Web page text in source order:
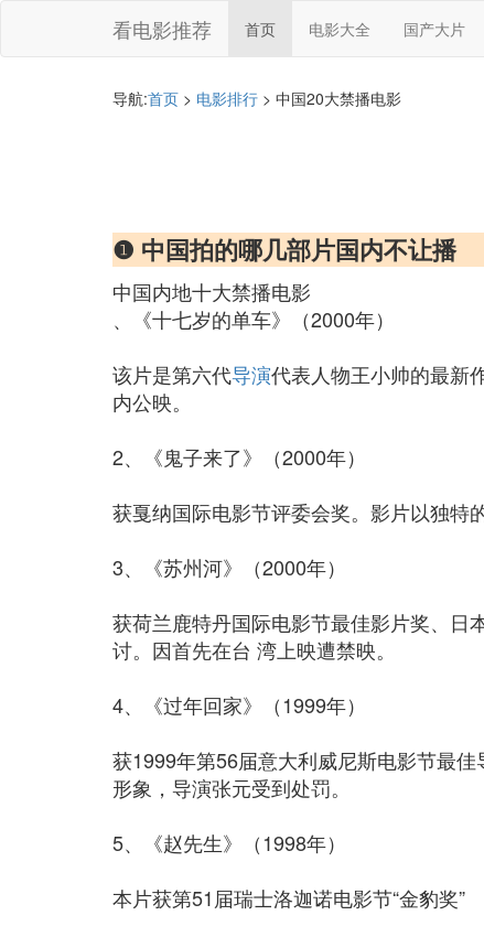
看电影推荐 首页 电影大全 国产大片
导航:首页 > 电影排行 > 中国20大禁播电影
❶ 中国拍的哪几部片国内不让播
中国内地十大禁播电影
、《十七岁的单车》（2000年）
该片是第六代导演代表人物王小帅的最新
内公映。
2、《鬼子来了》（2000年）
获戛纳国际电影节评委会奖。影片以独特
3、《苏州河》（2000年）
获荷兰鹿特丹国际电影节最佳影片奖、日
讨。因首先在台 湾上映遭禁映。
4、《过年回家》（1999年）
获1999年第56届意大利威尼斯电影节最
形象，导演张元受到处罚。
5、《赵先生》（1998年）
本片获第51届瑞士洛迦诺电影节“金豹奖”